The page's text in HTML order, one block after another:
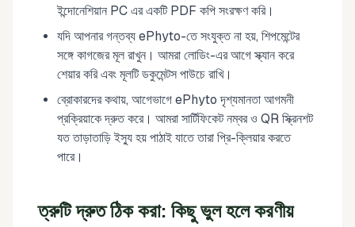
ইন্দোনেশিয়ান PC এর একটি PDF কপি সংরক্ষণ করি।
যদি আপনার গন্তব্য ePhyto-তে সংযুক্ত না হয়, শিপমেন্টের
সঙ্গে কাগজের মূল রাখুন। আমরা লোডিং-এর আগে স্ক্যান করে
শেয়ার করি এবং মূলটি ডকুমেন্টস পাউচে রাখি।
ব্রোকারদের কথায়, আগেভাগে ePhyto দৃশ্যমানতা আগমনী
প্রক্রিয়াকে দ্রুত করে। আমরা সার্টিফিকেট নম্বর ও QR স্ক্রিনশট
যত তাড়াতাড়ি ইস্যু হয় পাঠাই যাতে তারা প্রি-ক্লিয়ার করতে
পারে।
ত্রুটি দ্রুত ঠিক করা: কিছু ভুল হলে করণীয়